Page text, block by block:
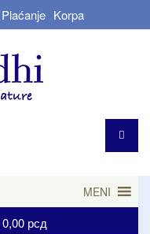
Plaćanje Korpa
MENI
0,00 рсд